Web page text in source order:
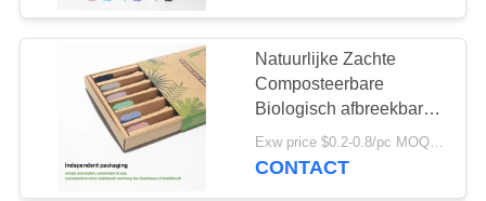
Tanden die Poeder
witten
17
Natuurlijke Zachte
Composteerbare
Biologisch afbreekbare
het
Bamboetandenborstel
Exw price $0.2-0.8/pc MOQ:100pcs
CONTACT